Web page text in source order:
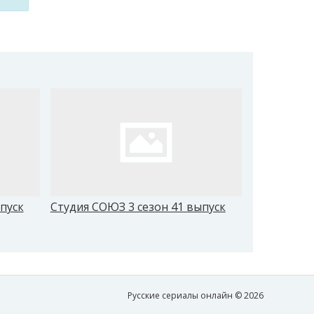
Студия СОЮЗ 3 сезон 41 выпуск
Русские сериалы онлайн © 2026